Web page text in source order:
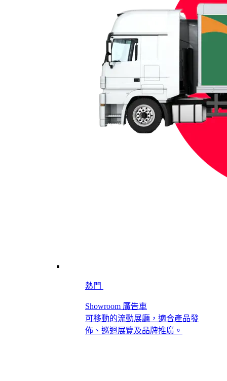
熱門
Showroom 廣告車
可移動的流動展廳，適合產品發
佈、巡迴展覽及品牌推廣。